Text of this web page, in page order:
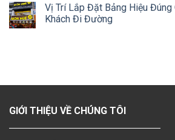
Vị Trí Lắp Đặt Bảng Hiệu Đúng
Khách Đi Đường
GIỚI THIỆU VỀ CHÚNG TÔI